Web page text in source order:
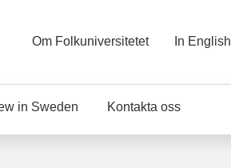
Om Folkuniversitetet In English
in Sweden Kontakta oss